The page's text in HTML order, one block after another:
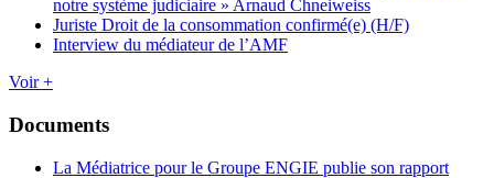
notre système judiciaire » Arnaud Chneiweiss
Juriste Droit de la consommation confirmé(e) (H/F)
Interview du médiateur de l’AMF
Voir +
Documents
La Médiatrice pour le Groupe ENGIE publie son rapport